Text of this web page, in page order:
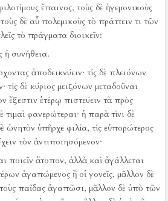
ἔπαινος, τοὺς δὲ ἡγεμονικοὺς
δὲ αὖ πολεμικοὺς τὸ πράττειν τι τῶν
τὸ πράγματα διοικεῖν:
ἡ συνήθεια.
ἀποδεικνύειν· τίς δὲ πλειόνων
τίς δὲ κύριος μειζόνων μεταδοῦναι
ἔξεστιν ἑτέρῳ πιστεύειν τὰ πρὸς
τιμαὶ φανερώτεραι· ἡ παρὰ τίνι δὲ
ὠνητὸν ὑπῆρχε φιλία, τίς εὐπορώτερος
τὸν ἀντιποιησόμενον·
ποιεῖν ἄτοπον, ἀλλὰ καὶ ἀγάλλεται
ἀγαπώμενος ἢ οἱ γονεῖς, μᾶλλον δὲ
παῖδας ἀγαπῶσι, μᾶλλον δὲ ὑπὸ τῶν